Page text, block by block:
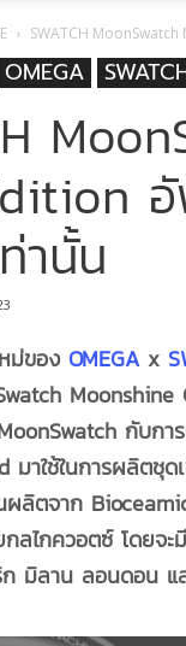
SWATCH
OMEGA
อั
านั้น
ม่ของ OMEGAx
Moonshine
กับกา
มาใช้ในการผลิตชุ
ผลิตจาก
กลไกควอตซ์ โดยจ
มิลาน ลอนดอน แ